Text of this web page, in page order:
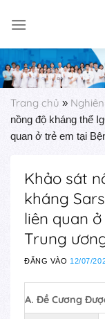
Trang chủ »
nồng độ kháng thể
quan ở trẻ em tại
Khảo sát
kháng
liên quan
Trung
ĐĂNG VÀO 12/07/
A. Đề Cương